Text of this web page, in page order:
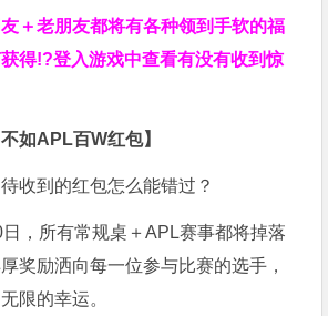
＋老朋友都将有各种领到手软的福
得!?登入游戏中查看有没有收到惊
如APL百W红包】
收到的红包怎么能错过？
，所有常规桌＋APL赛事都将掉落
奖励洒向每一位参与比赛的选手，
限的幸运。